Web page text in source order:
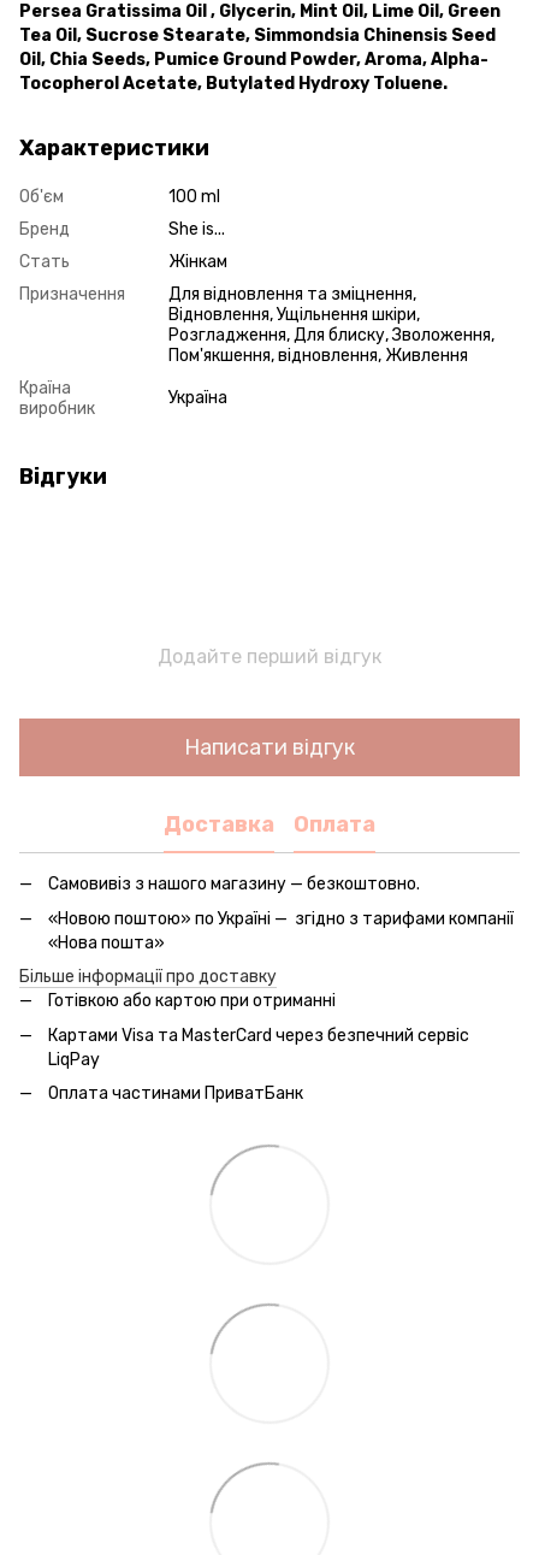
Persea Gratissima Oil , Glycerin, Mint Oil, Lime Oil, Green
Tea Oil, Sucrose Stearate, Simmondsia Chinensis Seed
Oil, Chia Seeds, Pumice Ground Powder, Aroma, Alpha-
Tocopherol Acetate, Butylated Hydroxy Toluene.
Характеристики
Об'єм
100 ml
Бренд
She is...
Стать
Жінкам
Призначення
Для відновлення та зміцнення,
Відновлення, Ущільнення шкіри,
Розгладження, Для блиску, Зволоження,
Пом'якшення, відновлення, Живлення
Країна
виробник
Україна
Відгуки
Додайте перший відгук
Написати відгук
Доставка Оплата
Самовивіз з нашого магазину — безкоштовно.
«Новою поштою» по Україні — згідно з тарифами компанії
«Нова пошта»
Більше інформації про доставку
Готівкою або картою при отриманні
Картами Visa та MasterCard через безпечний сервic
LiqPay
Оплата частинами ПриватБанк